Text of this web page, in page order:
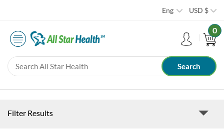
Eng USD $
0
Filter Results